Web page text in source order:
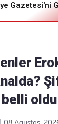
Gazetesi'ni
oldu